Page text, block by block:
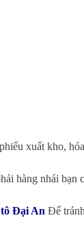
xuất kho,
hàng nhái bạn
Đại An Để